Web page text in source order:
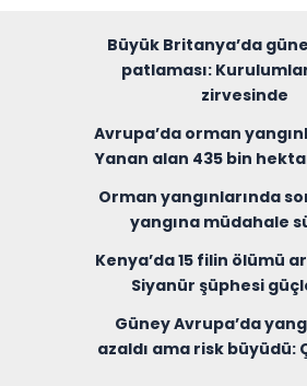
Büyük Britanya’da
patlaması: Kurulumlar
zirvesinde
Avrupa’da orman
Yanan alan 435 bin
Orman yangınlarında
yangına müdahale
Kenya’da 15 filin ölümü
Siyanür şüphesi
Güney Avrupa’da
azaldı ama risk büyüdü: